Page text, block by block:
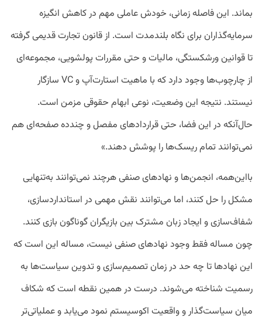
بماند. این فاصله زمانی، خودش عاملی مهم در کاهش انگیزه
سرمایه‌گذاران برای نگاه بلندمدت است. از قانون تجارت قدیمی گرفته
تا قوانین ورشکستگی، مالیات و حتی مقررات پولشویی، مجموعه‌ای
از چارچوب‌ها وجود دارد که با ماهیت استارت‌آپ و VC سازگار
نیستند. نتیجه این وضعیت، نوعی ابهام حقوقی مزمن است.
حال‌آنکه در این فضا، حتی قراردادهای مفصل و چندده صفحه‌ای هم
نمی‌توانند تمام ریسک‌ها را پوشش دهند.»
بااین‌همه، انجمن‌ها و نهادهای صنفی هرچند نمی‌توانند به‌تنهایی
مشکل را حل کنند، اما می‌توانند نقش مهمی در استانداردسازی،
شفاف‌سازی و ایجاد زبان مشترک بین بازیگران گوناگون بازی کنند.
چون مساله فقط وجود نهادهای صنفی نیست، مساله این است که
این نهادها تا چه حد در زمان تصمیم‌سازی و تدوین سیاست‌ها به
رسمیت شناخته می‌شوند. درست در همین نقطه است که شکاف
میان سیاست‌گذار و واقعیت اکوسیستم نمود می‌یابد و عملیاتی‌تر